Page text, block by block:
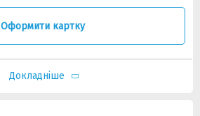
Оформити картку
Докладніше